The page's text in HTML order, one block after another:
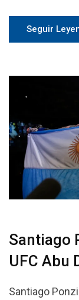
Seguir
Santiago
UFC Abu
Santiago